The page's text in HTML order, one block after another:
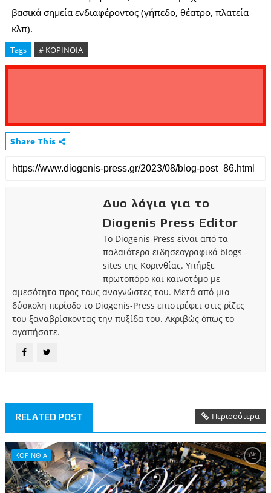
βασικά σημεία ενδιαφέροντος (γήπεδο, θέατρο, πλατεία
κλπ).
Tags # ΚΟΡΙΝΘΙΑ
Share This
Δυο λόγια για το
Diogenis Press Editor
Το Diogenis-Press είναι από τα
παλαιότερα ειδησεογραφικά blogs -
sites της Κορινθίας. Υπήρξε
πρωτοπόρο και καινοτόμο με
αμεσότητα προς τους αναγνώστες του. Μετά από μια
δύσκολη περίοδο το Diogenis-Press επιστρέφει στις ρίζες
του ξαναβρίσκοντας την πυξίδα του. Ακριβώς όπως το
αγαπήσατε.
RELATED POST Περισσότερα
ΚΟΡΙΝΘΙΑ